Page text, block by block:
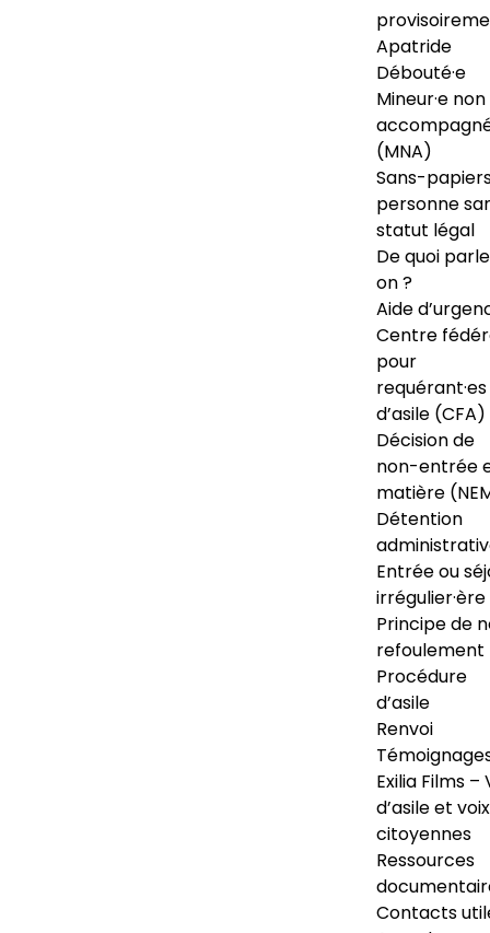
Apatride
Débouté·e
Mineur·e non
(MNA)
Sans-
personne
statut légal
De quoi
on ?
Aide
Centre
pour
requérant·es
d’asile (CFA)
Décision de
non-entrée
matière
Détention
Entrée ou
irrégulier·ère
Principe de
refoulement
Procédure
d’asile
Renvoi
Exilia Films –
d’asile et voix
citoyennes
Ressources
Contacts